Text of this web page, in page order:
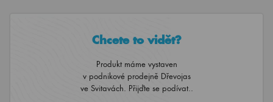
Chcete to vidět?
Produkt máme vystaven
v podnikové prodejně Dřevojas
ve Svitavách. Přijďte se podívat..